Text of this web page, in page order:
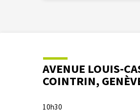
AVENUE LOUIS-
COINTRIN,
10h30